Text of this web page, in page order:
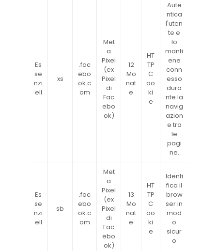
Es
se
nzi
ell
xs
.fac
ebo
ok.c
om
Met
a
Pixel
(ex
Pixel
di
Fac
ebo
ok)
12
Mo
nat
e
HT
TP
C
oo
ki
e
Aute
ntica
l'uten
te e
lo
manti
ene
conn
esso
dura
nte la
navig
azion
e tra
le
pagi
ne.
Es
se
nzi
ell
sb
.fac
ebo
ok.c
om
Met
a
Pixel
(ex
Pixel
di
Fac
ebo
ok)
13
Mo
nat
e
HT
TP
C
oo
ki
e
Identi
fica il
brow
ser in
mod
o
sicur
o